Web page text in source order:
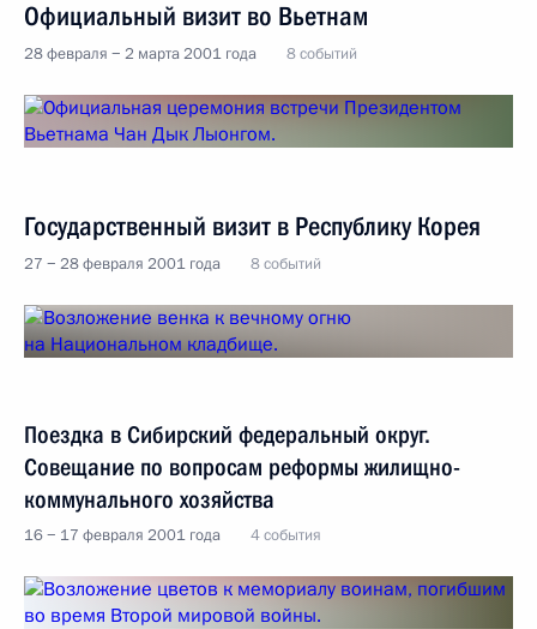
Официальный визит во Вьетнам
28 февраля − 2 марта 2001 года 8 событий
Государственный визит в Республику Корея
27 − 28 февраля 2001 года 8 событий
Поездка в Сибирский федеральный округ.
Совещание по вопросам реформы жилищно-
коммунального хозяйства
16 − 17 февраля 2001 года 4 события